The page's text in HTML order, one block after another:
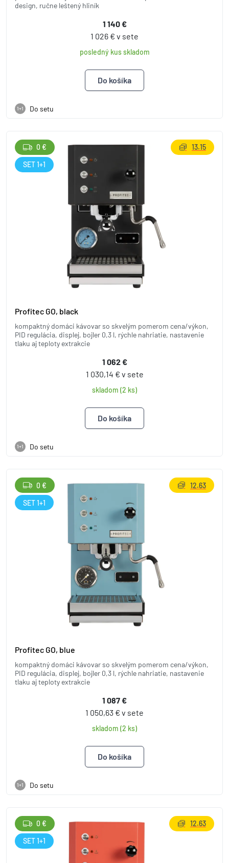
design, ručne leštený hliník
1 140 €
1 026 € v sete
posledný kus skladom
1+1 Do setu
Profitec GO, black
kompaktný domáci kávovar so skvelým pomerom cena/výkon,
PID regulácia, displej, bojler 0,3 l, rýchle nahriatie, nastavenie
tlaku aj teploty extrakcie
1 062 €
1 030,14 € v sete
skladom (2 ks)
1+1 Do setu
0 €
SET 1+1
13.15
Profitec GO, blue
kompaktný domáci kávovar so skvelým pomerom cena/výkon,
PID regulácia, displej, bojler 0,3 l, rýchle nahriatie, nastavenie
tlaku aj teploty extrakcie
1 087 €
1 050,63 € v sete
skladom (2 ks)
1+1 Do setu
0 €
SET 1+1
12.63
0 €
SET 1+1
12.63